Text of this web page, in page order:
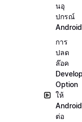
นอุ
ปกรณ์
Android
การ
ปลด
ล๊อค
Option
ให้
Android
ต่อ